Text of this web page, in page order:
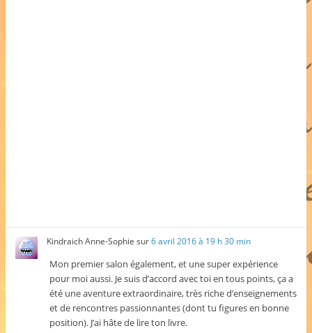
Kindraich Anne-Sophie sur6 avril 2016 à 19 h 30 min
Mon premier salon également, et une super expérience
pour moi aussi. Je suis d’accord avec toi en tous points, ça a
été une aventure extraordinaire, très riche d’enseignements
et de rencontres passionnantes (dont tu figures en bonne
position). J’ai hâte de lire ton livre.